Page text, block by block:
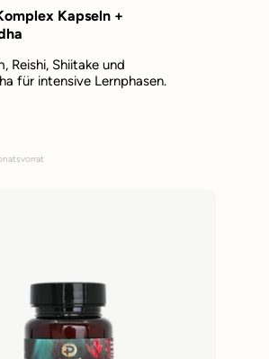
Kapseln +
Reishi, Shiitake und
für intensive Lernphasen.